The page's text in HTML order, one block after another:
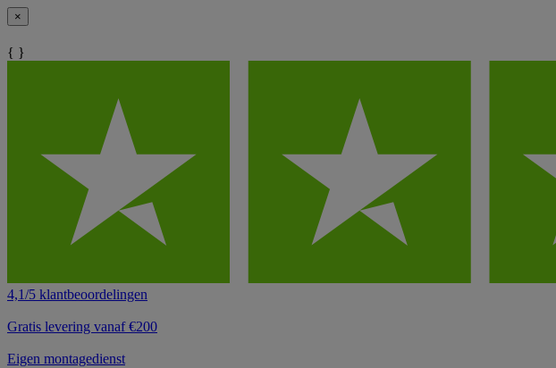
×
{ }
4,1/5 klantbeoordelingen
Gratis levering vanaf €200
Eigen montagedienst